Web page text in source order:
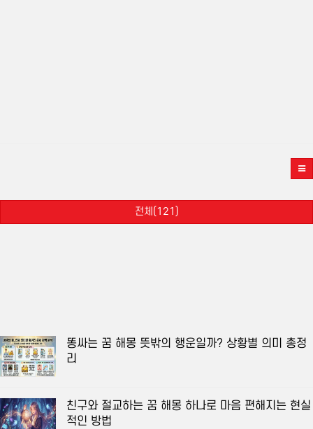
전체(121)
똥싸는 꿈 해몽 뜻밖의 행운일까? 상황별 의미 총정
리
친구와 절교하는 꿈 해몽 하나로 마음 편해지는 현실
적인 방법